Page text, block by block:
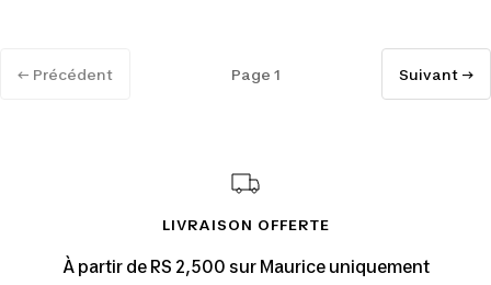
← Précédent Page 1 Suivant →
LIVRAISON OFFERTE
À partir de RS 2,500 sur Maurice uniquement